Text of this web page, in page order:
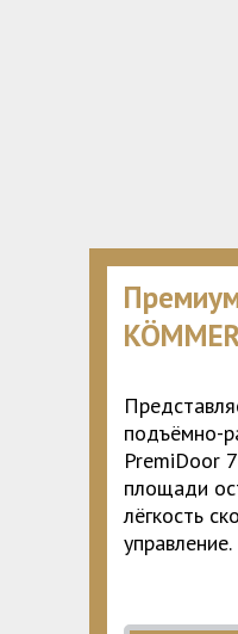
подъёмно-
PremiDoor
площади
лёгкость
управление.